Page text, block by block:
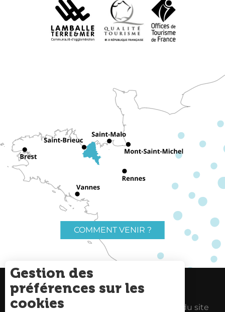
COMMENT VENIR ?
Charte du voyageur Liens utiles
Espace Pro Plan du site
Gestion des
préférences sur les
cookies